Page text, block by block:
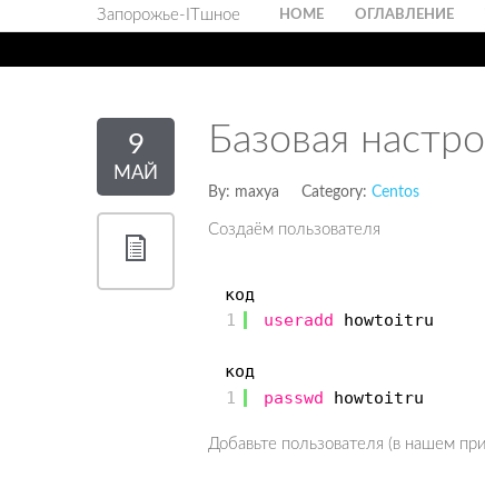
Запорожье-ITшное HOME ОГЛАВЛЕНИЕ
9
МАЙ
Базовая
By: maxya Category: Centos
Создаём пользователя
код
1
useradd howtoitru
код
1
passwd howtoitru
Добавьте пользователя (в нашем